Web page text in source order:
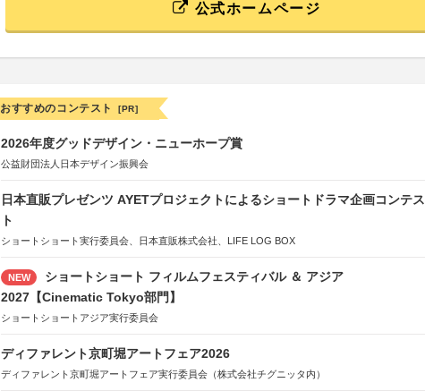
公式ホームページ
おすすめのコンテスト [PR]
2026年度グッドデザイン・ニューホープ賞
公益財団法人日本デザイン振興会
日本直販プレゼンツ AYETプロジェクトによるショートドラマ企画コンテス
ト
ショートショート実行委員会、日本直販株式会社、LIFE LOG BOX
NEW
ショートショート フィルムフェスティバル ＆ アジア
2027【Cinematic Tokyo部門】
ショートショートアジア実行委員会
ディファレント京町堀アートフェア2026
ディファレント京町堀アートフェア実行委員会（株式会社チグニッタ内）